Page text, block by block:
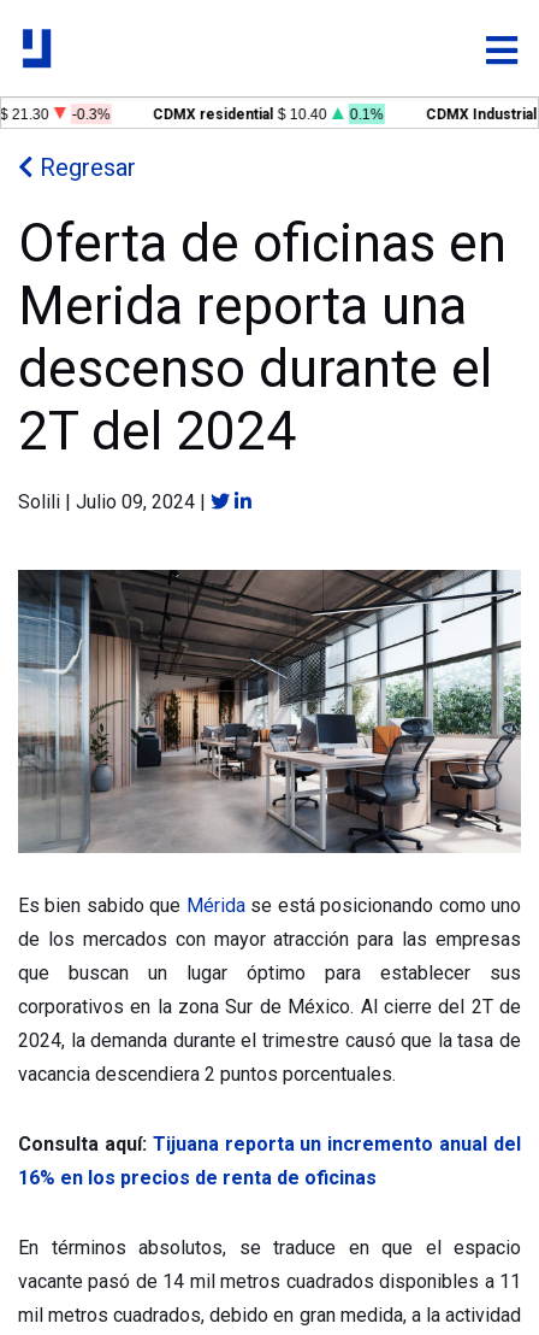
21.30 -0.3% CDMX residential $ 10.40 0.1% CDMX Industrial
Regresar
Oferta de oficinas en
Merida reporta una
descenso durante el
2T del 2024
Solili | Julio 09, 2024 |
Es bien sabido que Méridase está posicionando como uno
de los mercados con mayor atracción para las empresas
que buscan un lugar óptimo para establecer sus
corporativos en la zona Sur de México. Al cierre del 2T de
2024, la demanda durante el trimestre causó que la tasa de
vacancia descendiera 2 puntos porcentuales.
Consulta aquí: Tijuana reporta un incremento anual del
16% en los precios de renta de oficinas
En términos absolutos, se traduce en que el espacio
vacante pasó de 14 mil metros cuadrados disponibles a 11
mil metros cuadrados, debido en gran medida, a la actividad